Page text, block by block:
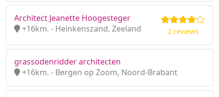
Architect Jeanette Hoogesteger
+16km. - Heinkenszand, Zeeland
2 reviews
grassodenridder architecten
+16km. - Bergen op Zoom, Noord-Brabant